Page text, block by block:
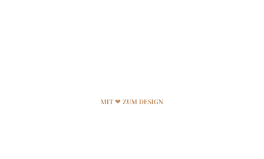
MIT ❤ ZUM DESIGN